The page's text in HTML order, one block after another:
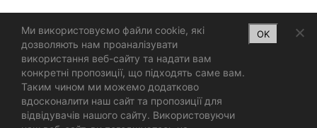
Ми використовуємо файли cookie, які
дозволяють нам проаналізувати
використання веб-сайту та надати вам
конкретні пропозиції, що підходять саме вам.
Таким чином ми можемо додатково
вдосконалити наш сайт та пропозиції для
відвідувачів нашого сайту. Використовуючи
OK